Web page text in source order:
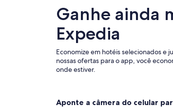
Ganhe ainda
Expedia
Economize em hotéis selecionados e
nossas ofertas para o app, você
onde estiver.
Aponte a câmera do celular